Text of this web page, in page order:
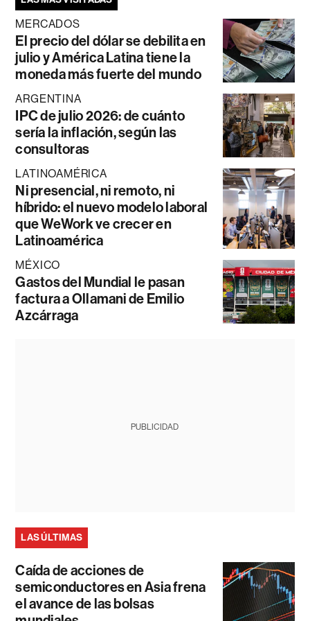
MERCADOS
El precio del dólar se debilita en
julio y América Latina tiene la
moneda más fuerte del mundo
ARGENTINA
IPC de julio 2026: de cuánto
sería la inflación, según las
consultoras
LATINOAMÉRICA
Ni presencial, ni remoto, ni
híbrido: el nuevo modelo laboral
que WeWork ve crecer en
Latinoamérica
MÉXICO
Gastos del Mundial le pasan
factura a Ollamani de Emilio
Azcárraga
PUBLICIDAD
LAS ÚLTIMAS
Caída de acciones de
semiconductores en Asia frena
el avance de las bolsas